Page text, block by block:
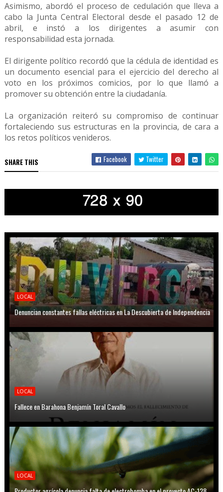
Asimismo, abordó el proceso de cedulación que lleva a
cabo la Junta Central Electoral desde el pasado 12 de
abril, e instó a los dirigentes a asumir con
responsabilidad esta jornada.
El dirigente político recordó que la cédula de identidad es
un documento esencial para el ejercicio del derecho al
voto en los próximos comicios, por lo que llamó a
promover su obtención entre la ciudadanía.
La organización reiteró su compromiso de continuar
fortaleciendo sus estructuras en la provincia, de cara a
los retos políticos venideros.
SHARE THIS Facebook Twitter
LOCAL
Denuncian constantes fallas eléctricas en La Descubierta de Independencia
LOCAL
Fallece en Barahona Benjamín Toral Cavallo
LOCAL